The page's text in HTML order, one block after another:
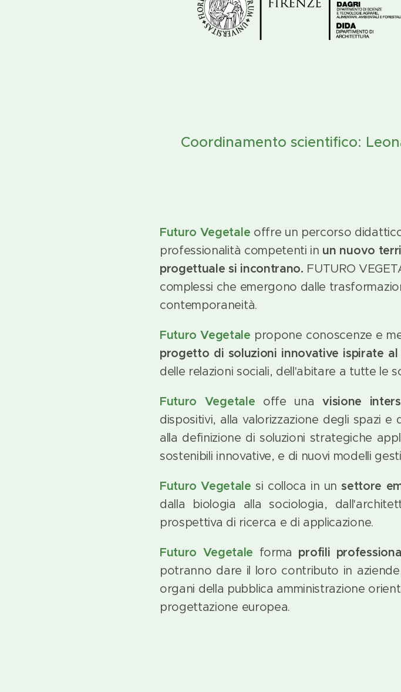
Coordinamento scientifico:
Futuro Vegetale offre un percorso
professionalità competenti in un nuovo
progettuale si incontrano. FUTURO
complessi che emergono dalle
contemporaneità.
Futuro Vegetale propone conoscenze e
progetto di soluzioni innovative ispirate
delle relazioni sociali, dell'abitare a tutte le
Futuro Vegetale offe unavisione
dispositivi, alla valorizzazione degli spazi
alla definizione di soluzioni strategiche
sostenibili innovative, e di nuovi modelli
Futuro Vegetale si colloca in un settore
dalla biologia alla sociologia,
prospettiva di ricerca e di applicazione.
Futuro Vegetale forma profili
potranno dare il loro contributo in
organi della pubblica amministrazione
progettazione europea.